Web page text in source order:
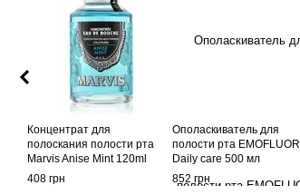
Концентрат для
полоскания полости рта
Marvis Anise Mint 120ml
408 грн
Ополаскиватель для
полости рта EMOFLUOR
Daily care 500 мл
852 грн